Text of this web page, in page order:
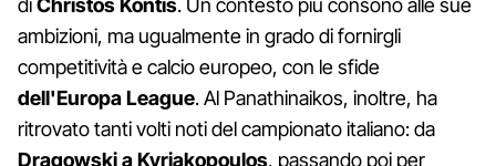
diChristos Kontis. Un contesto più consono alle sue
ambizioni, ma ugualmente in grado di fornirgli
competitività e calcio europeo, con le sfide
dell'Europa League. Al Panathinaikos, inoltre, ha
ritrovato tanti volti noti del campionato italiano: da
Dragowski a Kyriakopoulos, passando poi per